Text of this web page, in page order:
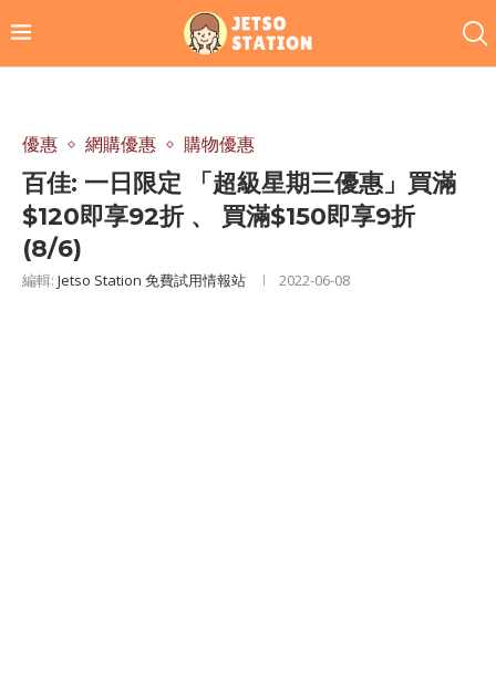
優惠 網購優惠 購物優惠
百佳: 一日限定 「超級星期三優惠」買滿
$120即享92折 、 買滿$150即享9折
(8/6)
編輯: Jetso Station 免費試用情報站 2022-06-08